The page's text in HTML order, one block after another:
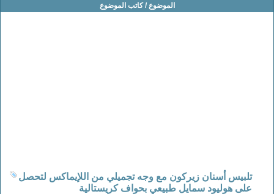
الموضوع / كاتب الموضوع
تلبيس أسنان زيركون مع وجه تجميلي من اللإيماكس لتحصل
على هوليود سمايل طبيعي بحواف كريستالية